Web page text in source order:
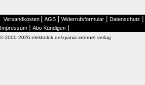
Versandkosten AGB Widerrufsformular Datenschutz
Impressum Abo Kündigen
© 2000-2026 elektrolok.de/xyania internet verlag